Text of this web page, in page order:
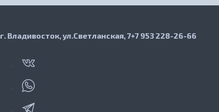
г. Владивосток, ул.Светланская, 7+7 953 228-26-66